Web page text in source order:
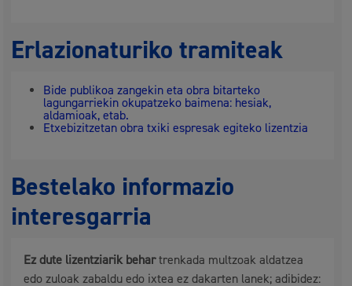
Erlazionaturiko tramiteak
Bide publikoa zangekin eta obra bitarteko
lagungarriekin okupatzeko baimena: hesiak,
aldamioak, etab.
Etxebizitzetan obra txiki espresak egiteko lizentzia
Bestelako informazio
interesgarria
Ez dute lizentziarik behartrenkada multzoak aldatzea
edo zuloak zabaldu edo ixtea ez dakarten lanek; adibidez: